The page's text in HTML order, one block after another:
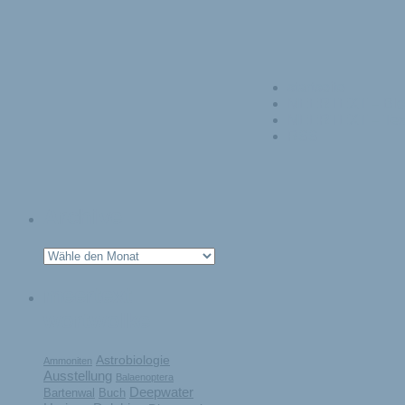
Ammoniten Astrobiologie
Ausstellung Balaenoptera
Bartenwal Buch Deepwater